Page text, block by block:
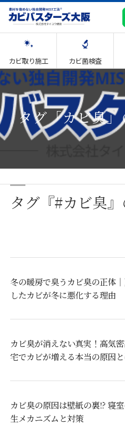
カビ取り施工 カビ菌検査
タグ「カビ臭
タグ『#カビ臭
冬の暖房で臭うカビ臭の正体
したカビが冬に悪化する理由
カビ臭が消えない真実！高気
宅でカビが増える本当の原因と
カビ臭の原因は壁紙の裏!? 寝
生メカニズムと対策